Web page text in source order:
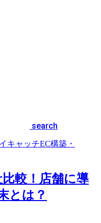
search
EC構築・
較！店舗に導
とは？